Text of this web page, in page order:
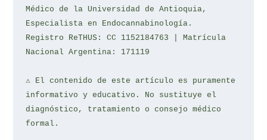
Médico de la Universidad de Antioquia,
Especialista en Endocannabinología.
Registro ReTHUS: CC 1152184763 | Matrícula
Nacional Argentina: 171119
⚠️ El contenido de este artículo es puramente
informativo y educativo. No sustituye el
diagnóstico, tratamiento o consejo médico
formal.